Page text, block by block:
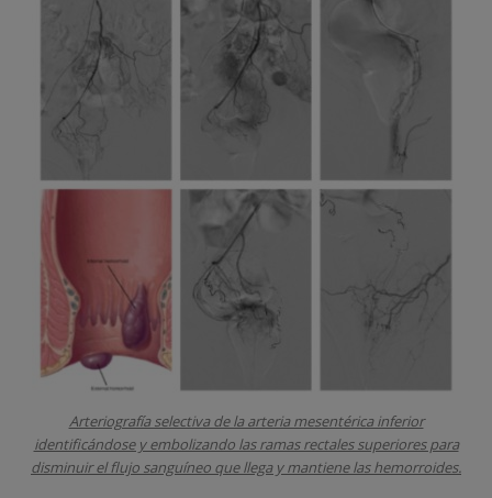
Arteriografía selectiva de la arteria mesentérica inferior
identificándose y embolizando las ramas rectales superiores para
disminuir el flujo sanguíneo que llega y mantiene las hemorroides.